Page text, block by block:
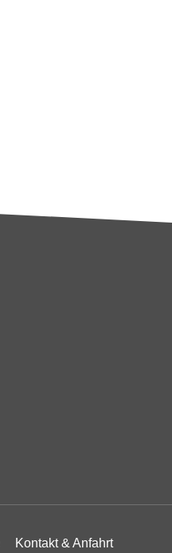
Kontakt & Anfahrt